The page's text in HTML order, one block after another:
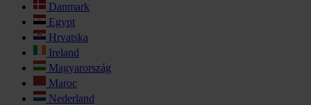
Danmark
Egypt
Hrvatska
Ireland
Magyarország
Maroc
Nederland